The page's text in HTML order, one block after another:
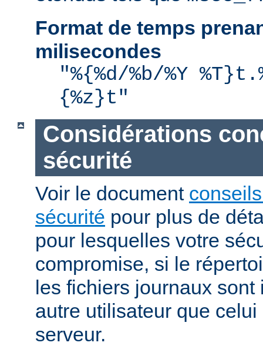
Format de temps
milisecondes
"%{%d/%b/%Y
{%z}t"
Considérations
sécurité
Voir le document
sécurité pour plus de
pour lesquelles votre
compromise, si le
les fichiers journaux
autre utilisateur que
serveur.